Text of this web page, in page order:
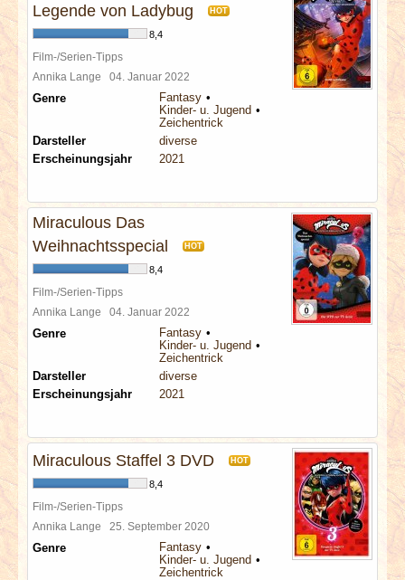
SPECIALS
REDAKTION
LINKS
ARCHIV
Legende von Ladybug
HOT
8,4
Film-/Serien-Tipps
Annika Lange 04. Januar 2022
Genre
Fantasy
Kinder- u. Jugend
Zeichentrick
Darsteller
diverse
Erscheinungsjahr
2021
Miraculous Das
Weihnachtsspecial
HOT
8,4
Film-/Serien-Tipps
Annika Lange 04. Januar 2022
Genre
Fantasy
Kinder- u. Jugend
Zeichentrick
Darsteller
diverse
Erscheinungsjahr
2021
Miraculous Staffel 3 DVD HOT
8,4
Film-/Serien-Tipps
Annika Lange 25. September 2020
Genre
Fantasy
Kinder- u. Jugend
Zeichentrick